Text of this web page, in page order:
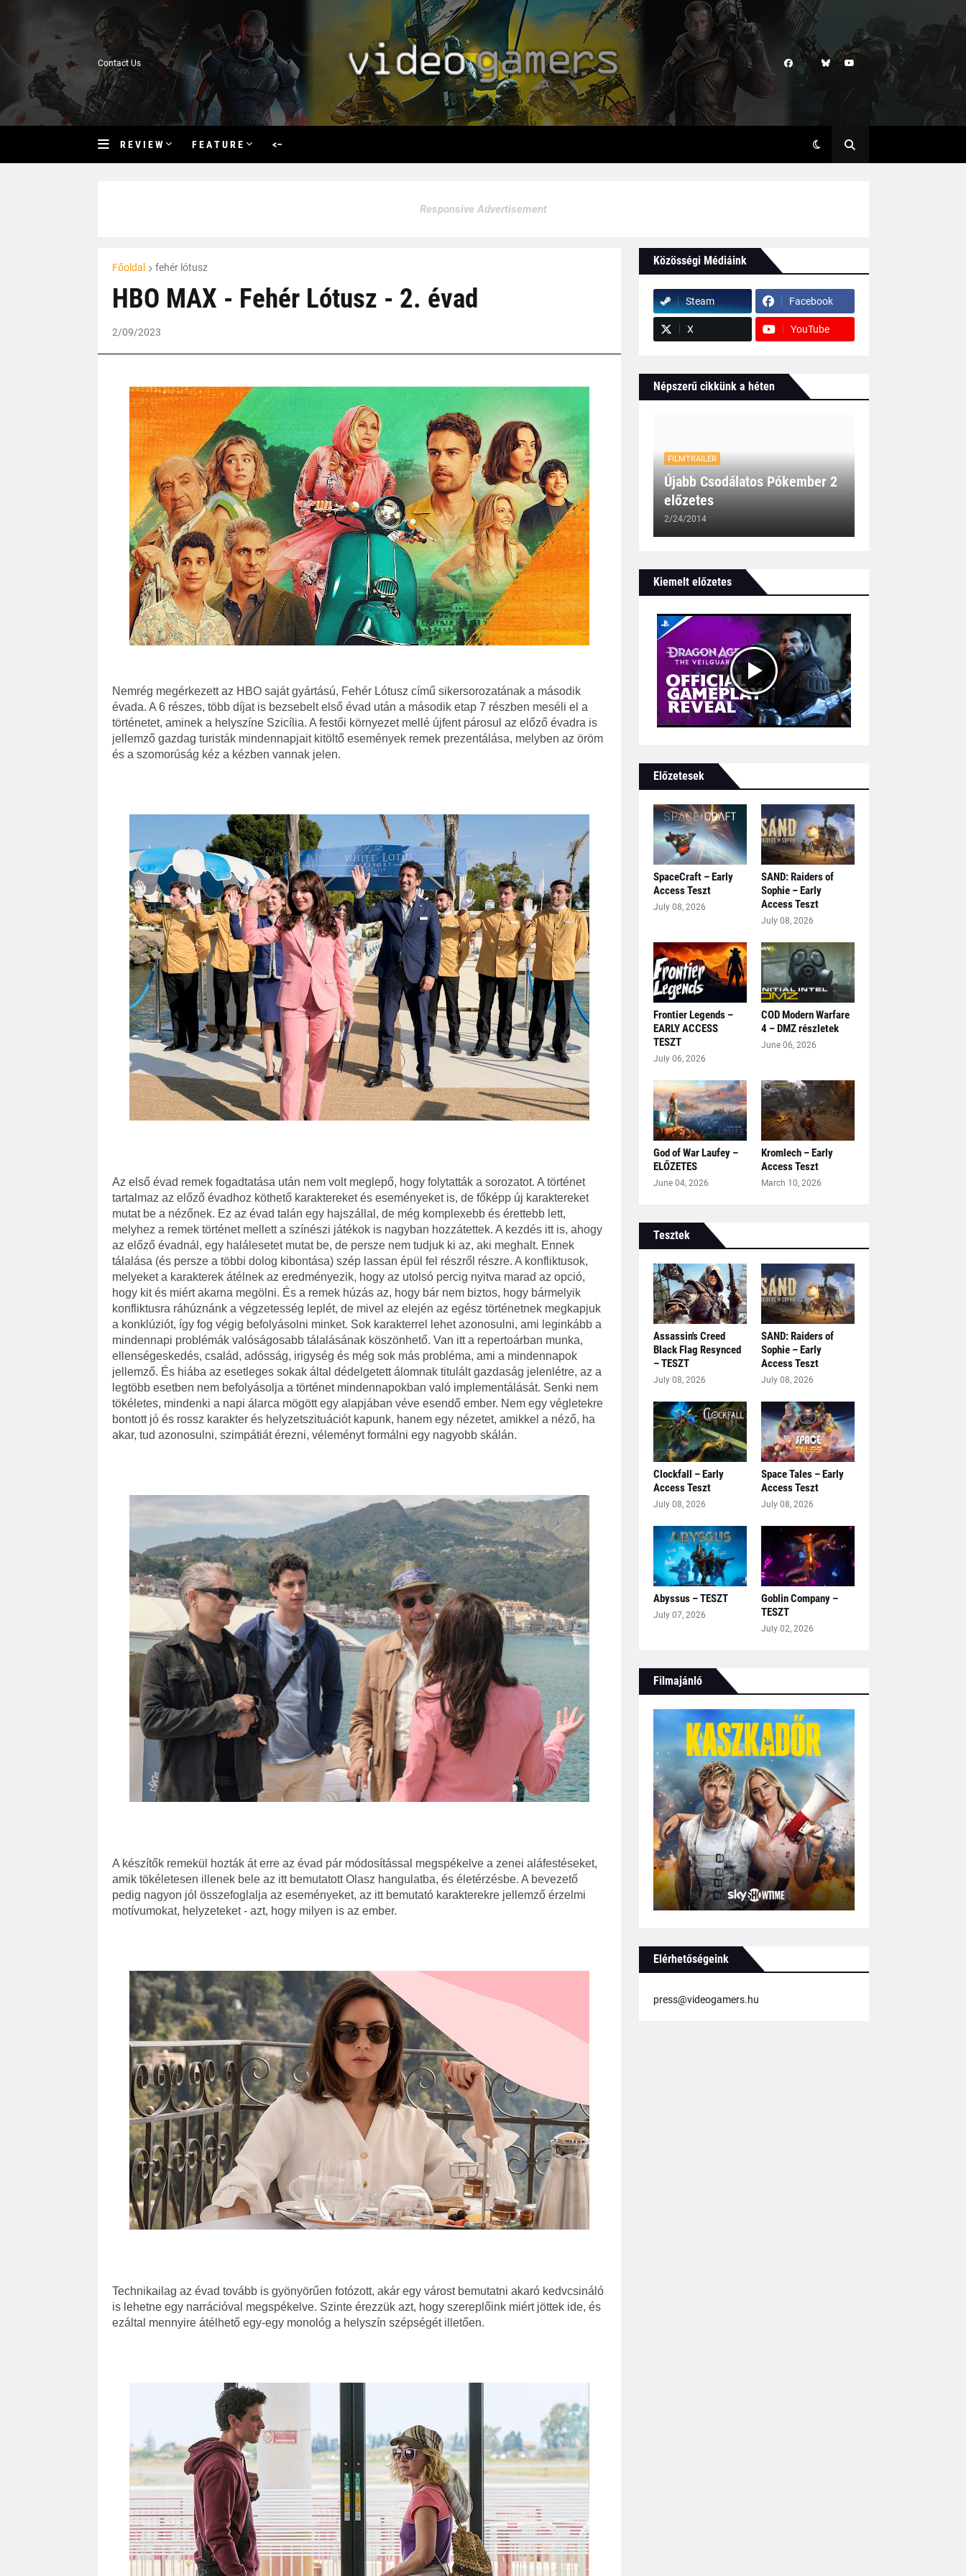
Contact Us
R E V I E W F E A T U R E <–
Responsive Advertisement
Főoldal fehér lótusz
HBO MAX - Fehér Lótusz - 2. évad
2/09/2023
Nemrég megérkezett az HBO saját gyártású, Fehér Lótusz című sikersorozatának a második
évada. A 6 részes, több díjat is bezsebelt első évad után a második etap 7 részben meséli el a
történetet, aminek a helyszíne Szicília. A festői környezet mellé újfent párosul az előző évadra is
jellemző gazdag turisták mindennapjait kitöltő események remek prezentálása, melyben az öröm
és a szomorúság kéz a kézben vannak jelen.
Az első évad remek fogadtatása után nem volt meglepő, hogy folytatták a sorozatot. A történet
tartalmaz az előző évadhoz köthető karaktereket és eseményeket is, de főképp új karaktereket
mutat be a nézőnek. Ez az évad talán egy hajszállal, de még komplexebb és érettebb lett,
melyhez a remek történet mellett a színészi játékok is nagyban hozzátettek. A kezdés itt is, ahogy
az előző évadnál, egy halálesetet mutat be, de persze nem tudjuk ki az, aki meghalt. Ennek
tálalása (és persze a többi dolog kibontása) szép lassan épül fel részről részre. A konfliktusok,
melyeket a karakterek átélnek az eredményezik, hogy az utolsó percig nyitva marad az opció,
hogy kit és miért akarna megölni. És a remek húzás az, hogy bár nem biztos, hogy bármelyik
konfliktusra ráhúznánk a végzetesség leplét, de mivel az elején az egész történetnek megkapjuk
a konklúziót, így fog végig befolyásolni minket. Sok karakterrel lehet azonosulni, ami leginkább a
mindennapi problémák valóságosabb tálalásának köszönhető. Van itt a repertoárban munka,
ellenségeskedés, család, adósság, irigység és még sok más probléma, ami a mindennapok
jellemző. És hiába az esetleges sokak által dédelgetett álomnak titulált gazdaság jelenlétre, az a
legtöbb esetben nem befolyásolja a történet mindennapokban való implementálását. Senki nem
tökéletes, mindenki a napi álarca mögött egy alapjában véve esendő ember. Nem egy végletekre
bontott jó és rossz karakter és helyzetszituációt kapunk, hanem egy nézetet, amikkel a néző, ha
akar, tud azonosulni, szimpátiát érezni, véleményt formálni egy nagyobb skálán.
A készítők remekül hozták át erre az évad pár módosítással megspékelve a zenei aláfestéseket,
amik tökéletesen illenek bele az itt bemutatott Olasz hangulatba, és életérzésbe. A bevezető
pedig nagyon jól összefoglalja az eseményeket, az itt bemutató karakterekre jellemző érzelmi
motívumokat, helyzeteket - azt, hogy milyen is az ember.
Technikailag az évad tovább is gyönyörűen fotózott, akár egy várost bemutatni akaró kedvcsináló
is lehetne egy narrációval megspékelve. Szinte érezzük azt, hogy szereplőink miért jöttek ide, és
ezáltal mennyire átélhető egy-egy monológ a helyszín szépségét illetően.
Közösségi Médiáink
Steam Facebook
X YouTube
Népszerű cikkünk a héten
FILMTRAILER
Újabb Csodálatos Pókember 2
előzetes
2/24/2014
Kiemelt előzetes
Előzetesek
SpaceCraft – Early
Access Teszt
July 08, 2026
SAND: Raiders of
Sophie – Early
Access Teszt
July 08, 2026
Frontier Legends –
EARLY ACCESS
TESZT
July 06, 2026
COD Modern Warfare
4 – DMZ részletek
June 06, 2026
God of War Laufey –
ELŐZETES
June 04, 2026
Kromlech – Early
Access Teszt
March 10, 2026
Tesztek
Assassin's Creed
Black Flag Resynced
– TESZT
July 08, 2026
SAND: Raiders of
Sophie – Early
Access Teszt
July 08, 2026
Clockfall – Early
Access Teszt
July 08, 2026
Space Tales – Early
Access Teszt
July 08, 2026
Abyssus – TESZT
July 07, 2026
Goblin Company –
TESZT
July 02, 2026
Filmajánló
Elérhetőségeink
press@videogamers.hu